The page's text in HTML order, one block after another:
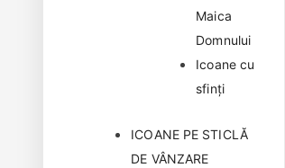
Maica
Domnului
Icoane cu
sfinți
ICOANE PE STICLĂ
DE VÂNZARE